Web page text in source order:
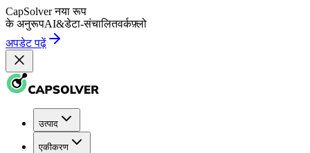
CapSolver नया रूप
के अनुरूपAI&डेटा-संचालितवर्कफ़्लो
अपडेट पढ़ें
उत्पाद
एकीकरण